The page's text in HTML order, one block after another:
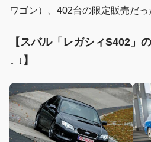
ワゴン）、402台の限定販売だっ
【スバル「レガシィS402」
↓ ↓】